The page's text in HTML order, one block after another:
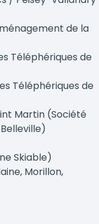
de la
Téléphériques de
Téléphériques de
Martin (Société
Skiable)
Morillon,